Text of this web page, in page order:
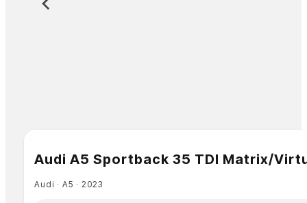
Audi A5 Sportback 35 TDI Matrix/
Audi ∙ A5 ∙ 2023